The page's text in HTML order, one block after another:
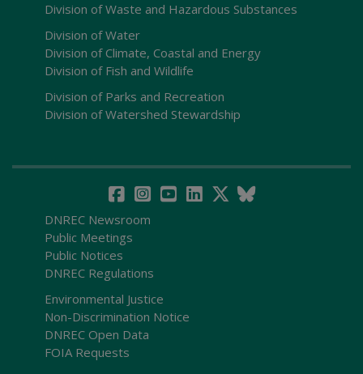
Division of Waste and Hazardous Substances
Division of Water
Division of Climate, Coastal and Energy
Division of Fish and Wildlife
Division of Parks and Recreation
Division of Watershed Stewardship
DNREC Newsroom
Public Meetings
Public Notices
DNREC Regulations
Environmental Justice
Non-Discrimination Notice
DNREC Open Data
FOIA Requests